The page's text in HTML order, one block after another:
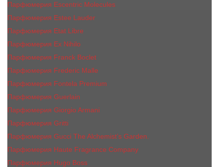
Парфюмерия Escentric Molecules
Парфюмерия Estee Lаudеr
Парфюмерия Etat Libre
Парфюмерия Ex Nihilo
Парфюмерия Franck Boclet
Парфюмерия Frеderic Mаlle
Парфюмерия Fontela Premium
Парфюмерия Guerlain
Парфюмерия Giorgio Armani
Парфюмерия Gritti
Парфюмерия Gucci The Alchemist’s Garden.
Парфюмерия Haute Fragrance Company
Парфюмерия Hugo Boss